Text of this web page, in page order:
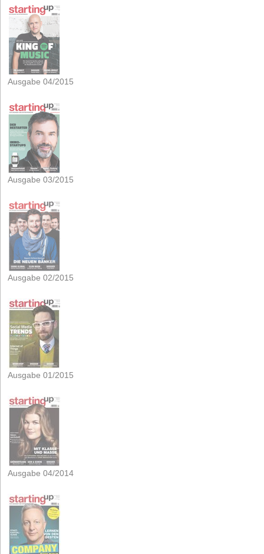
Ausgabe 04/2015
Ausgabe 03/2015
Ausgabe 02/2015
Ausgabe 01/2015
Ausgabe 04/2014